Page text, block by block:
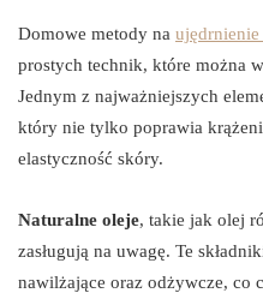
Domowe metody na
prostych technik, które można
Jednym z najważniejszych
który nie tylko poprawia
elastyczność skóry.
Naturalne oleje, takie jak olej
zasługują na uwagę. Te
nawilżające oraz odżywcze, co